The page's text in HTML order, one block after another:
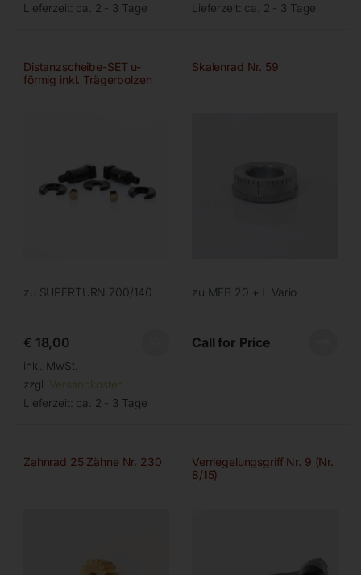
Lieferzeit: ca. 2 - 3 Tage
Lieferzeit: ca. 2 - 3 Tage
Distanzscheibe-SET u-
förmig inkl. Trägerbolzen
zu SUPERTURN 700/140
€ 18,00
inkl. MwSt.
zzgl. Versandkosten
Lieferzeit: ca. 2 - 3 Tage
Skalenrad Nr. 59
zu MFB 20 + L Vario
Call for Price
Zahnrad 25 Zähne Nr. 230
Verriegelungsgriff Nr. 9 (Nr.
8/15)